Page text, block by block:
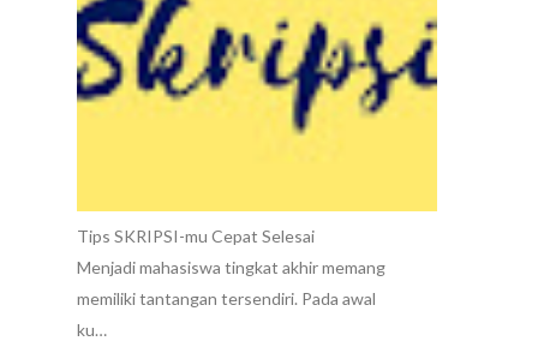
Tips SKRIPSI-mu Cepat Selesai
Menjadi mahasiswa tingkat akhir memang
memiliki tantangan tersendiri. Pada awal
ku…